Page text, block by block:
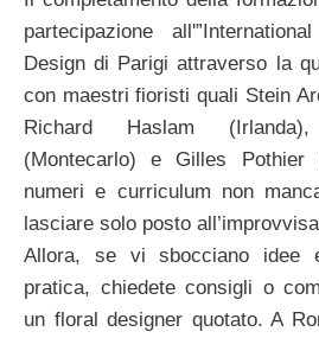
partecipazione
Design di Parigi attraverso la
con maestri fioristi quali Stein
Richard Haslam
(Montecarlo) e Gilles Pothier
numeri e curriculum non
lasciare solo posto
Allora, se vi sbocciano idee
pratica, chiedete consigli o
un floral designer quotato. A